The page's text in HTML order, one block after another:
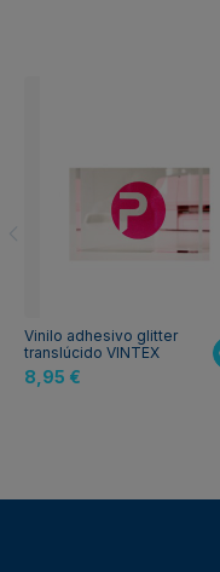
Vinilo adhesivo glitter
translúcido VINTEX
8,95 €